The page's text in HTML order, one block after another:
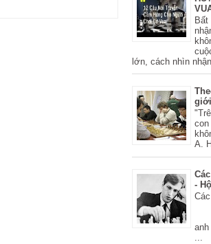
lớn, cách nhìn
A.
-
...